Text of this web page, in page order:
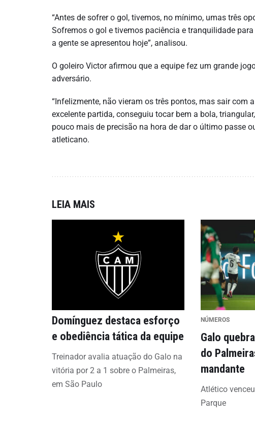
“Antes de sofrer o gol, tivemos, no mínimo, umas três
Sofremos o gol e tivemos paciência e tranquilidade
a gente se apresentou hoje”, analisou.
O goleiro Victor afirmou que a equipe fez um grande
adversário.
“Infelizmente, não vieram os três pontos, mas sair com
excelente partida, conseguiu tocar bem a bola,
pouco mais de precisão na hora de dar o último passe
atleticano.
LEIA MAIS
Domínguez destaca esforço
e obediência tática da equipe
Treinador avalia atuação do Galo na
vitória por 2 a 1 sobre o Palmeiras,
em São Paulo
NÚMEROS
Galo
do
mandante
Atlético
Parque